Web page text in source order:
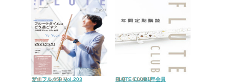
ザ・フルート vol.203
定価： 1,650円 FLUTE CLUB1年会員
価格： 6,000円